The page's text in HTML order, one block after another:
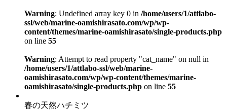
Warning: Undefined array key 0 in /home/users/1/attlabo-
ssl/web/marine-oamishirasato.com/wp/wp-
content/themes/marine-oamishirasato/single-products.php
on line 55
Warning: Attempt to read property "cat_name" on null in
/home/users/1/attlabo-ssl/web/marine-
oamishirasato.com/wp/wp-content/themes/marine-
oamishirasato/single-products.php on line 55
春の天然ハチミツ